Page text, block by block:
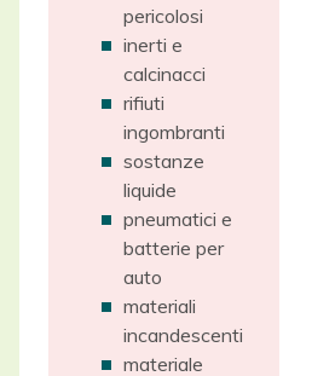
pericolosi
inerti e
calcinacci
rifiuti
ingombranti
sostanze
liquide
pneumatici e
batterie per
auto
materiali
incandescenti
materiale